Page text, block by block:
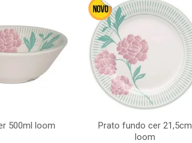
500ml loom
Prato fundo cer 21,5cm
loom